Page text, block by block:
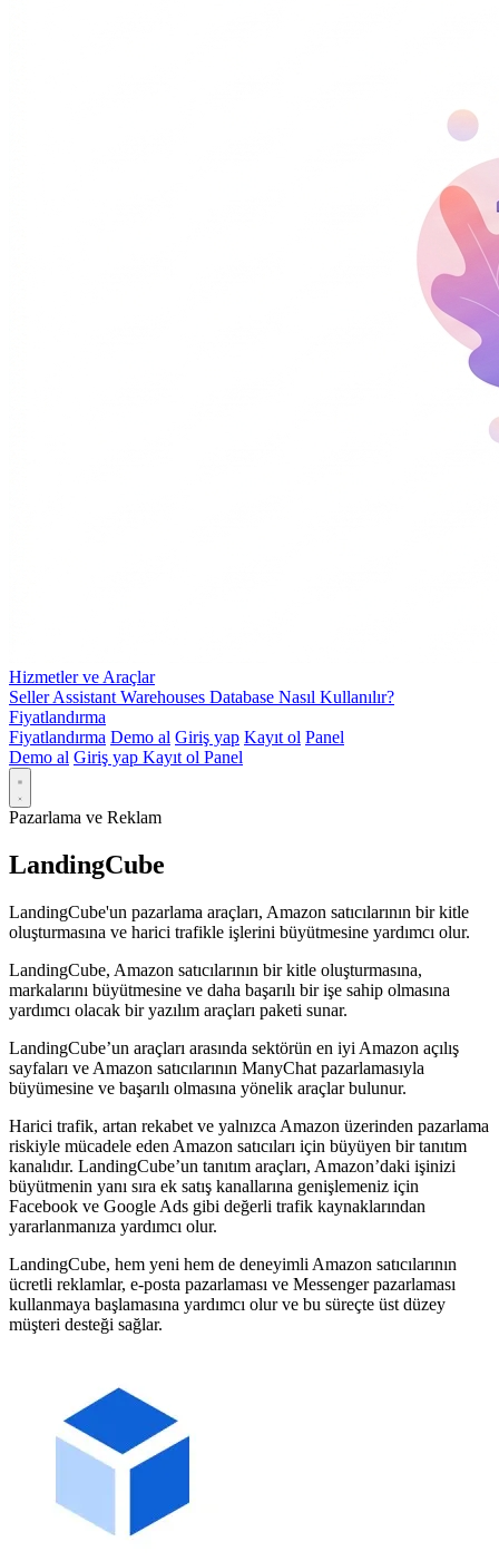
Hizmetler ve Araçlar
Seller Assistant Warehouses Database Nasıl Kullanılır?
Fiyatlandırma
Fiyatlandırma Demo al Giriş yap Kayıt ol Panel
Demo al Giriş yap Kayıt ol Panel
Pazarlama ve Reklam
LandingCube
LandingCube'un pazarlama araçları, Amazon satıcılarının bir kitle
oluşturmasına ve harici trafikle işlerini büyütmesine yardımcı olur.
LandingCube, Amazon satıcılarının bir kitle oluşturmasına,
markalarını büyütmesine ve daha başarılı bir işe sahip olmasına
yardımcı olacak bir yazılım araçları paketi sunar.
LandingCube’un araçları arasında sektörün en iyi Amazon açılış
sayfaları ve Amazon satıcılarının ManyChat pazarlamasıyla
büyümesine ve başarılı olmasına yönelik araçlar bulunur.
Harici trafik, artan rekabet ve yalnızca Amazon üzerinden pazarlama
riskiyle mücadele eden Amazon satıcıları için büyüyen bir tanıtım
kanalıdır. LandingCube’un tanıtım araçları, Amazon’daki işinizi
büyütmenin yanı sıra ek satış kanallarına genişlemeniz için
Facebook ve Google Ads gibi değerli trafik kaynaklarından
yararlanmanıza yardımcı olur.
LandingCube, hem yeni hem de deneyimli Amazon satıcılarının
ücretli reklamlar, e-posta pazarlaması ve Messenger pazarlaması
kullanmaya başlamasına yardımcı olur ve bu süreçte üst düzey
müşteri desteği sağlar.